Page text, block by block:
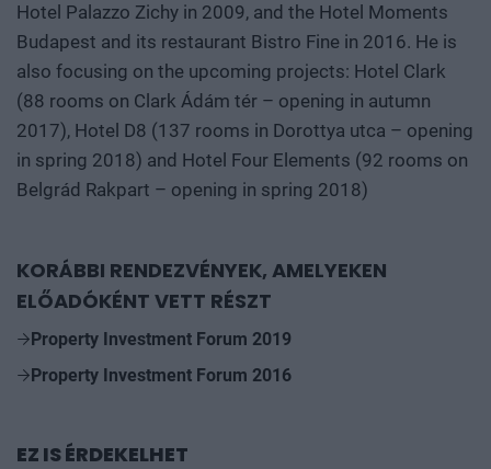
Hotel Palazzo Zichy in 2009, and the Hotel Moments
Budapest and its restaurant Bistro Fine in 2016. He is
also focusing on the upcoming projects: Hotel Clark
(88 rooms on Clark Ádám tér – opening in autumn
2017), Hotel D8 (137 rooms in Dorottya utca – opening
in spring 2018) and Hotel Four Elements (92 rooms on
Belgrád Rakpart – opening in spring 2018)
KORÁBBI RENDEZVÉNYEK, AMELYEKEN
ELŐADÓKÉNT VETT RÉSZT
Property Investment Forum 2019
Property Investment Forum 2016
EZ IS ÉRDEKELHET